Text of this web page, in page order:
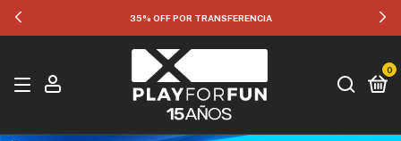
35% OFF POR TRANSFERENCIA
0